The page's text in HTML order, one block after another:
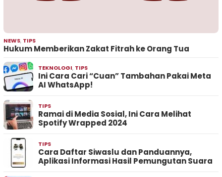
NEWS, TIPS
Hukum Memberikan Zakat Fitrah ke Orang Tua
TEKNOLOGI, TIPS
Ini Cara Cari “Cuan” Tambahan Pakai Meta
AI WhatsApp!
TIPS
Ramai di Media Sosial, Ini Cara Melihat
Spotify Wrapped 2024
TIPS
Cara Daftar Siwaslu dan Panduannya,
Aplikasi Informasi Hasil Pemungutan Suara